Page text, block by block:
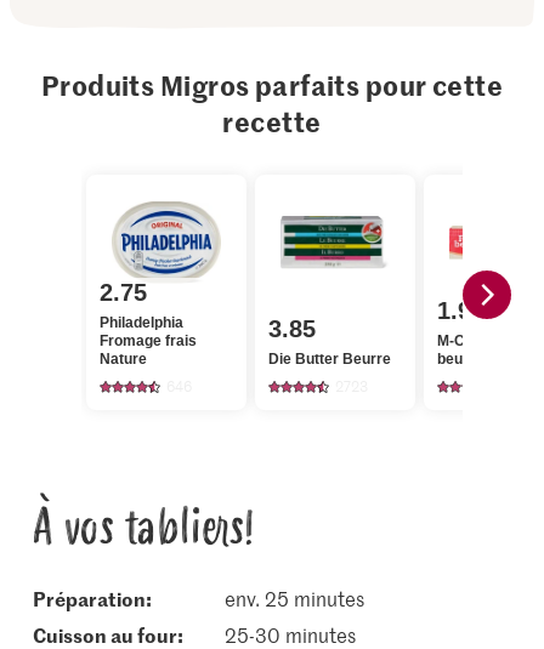
Produits Migros parfaits pour cette
recette
2.75
Philadelphia
Fromage frais
Nature
3.85
Die Butter Beurre
1.95
M-Classic Petit
beurre
À vos tabliers!
Préparation:
env. 25 minutes
cuisson au four:
25-30 minutes